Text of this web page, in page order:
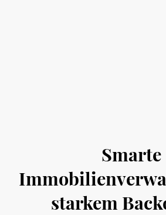
Smarte
starkem